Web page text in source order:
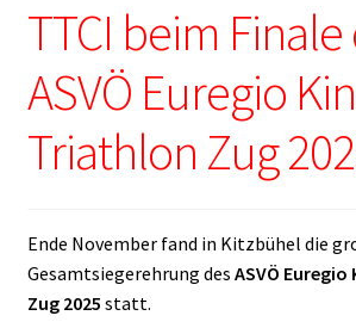
TTCI beim Finale
ASVÖ Euregio
Triathlon Zug
Ende November fand in Kitzbühel die
Gesamtsiegerehrung des ASVÖ
Zug 2025 statt.